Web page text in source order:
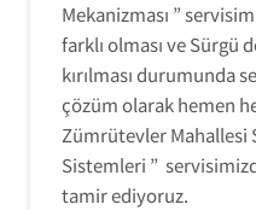
Mekanizması ”
farklı olması ve Sürgü
kırılması durumunda
çözüm olarak hemen
Zümrütevler Mahallesi
Sistemleri ”
tamir ediyoruz.